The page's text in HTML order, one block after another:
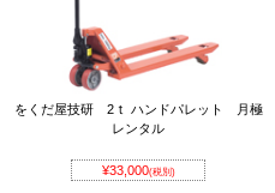
をくだ屋技研 2ｔ ハンドパレット 月極
レンタル
¥33,000(税別)